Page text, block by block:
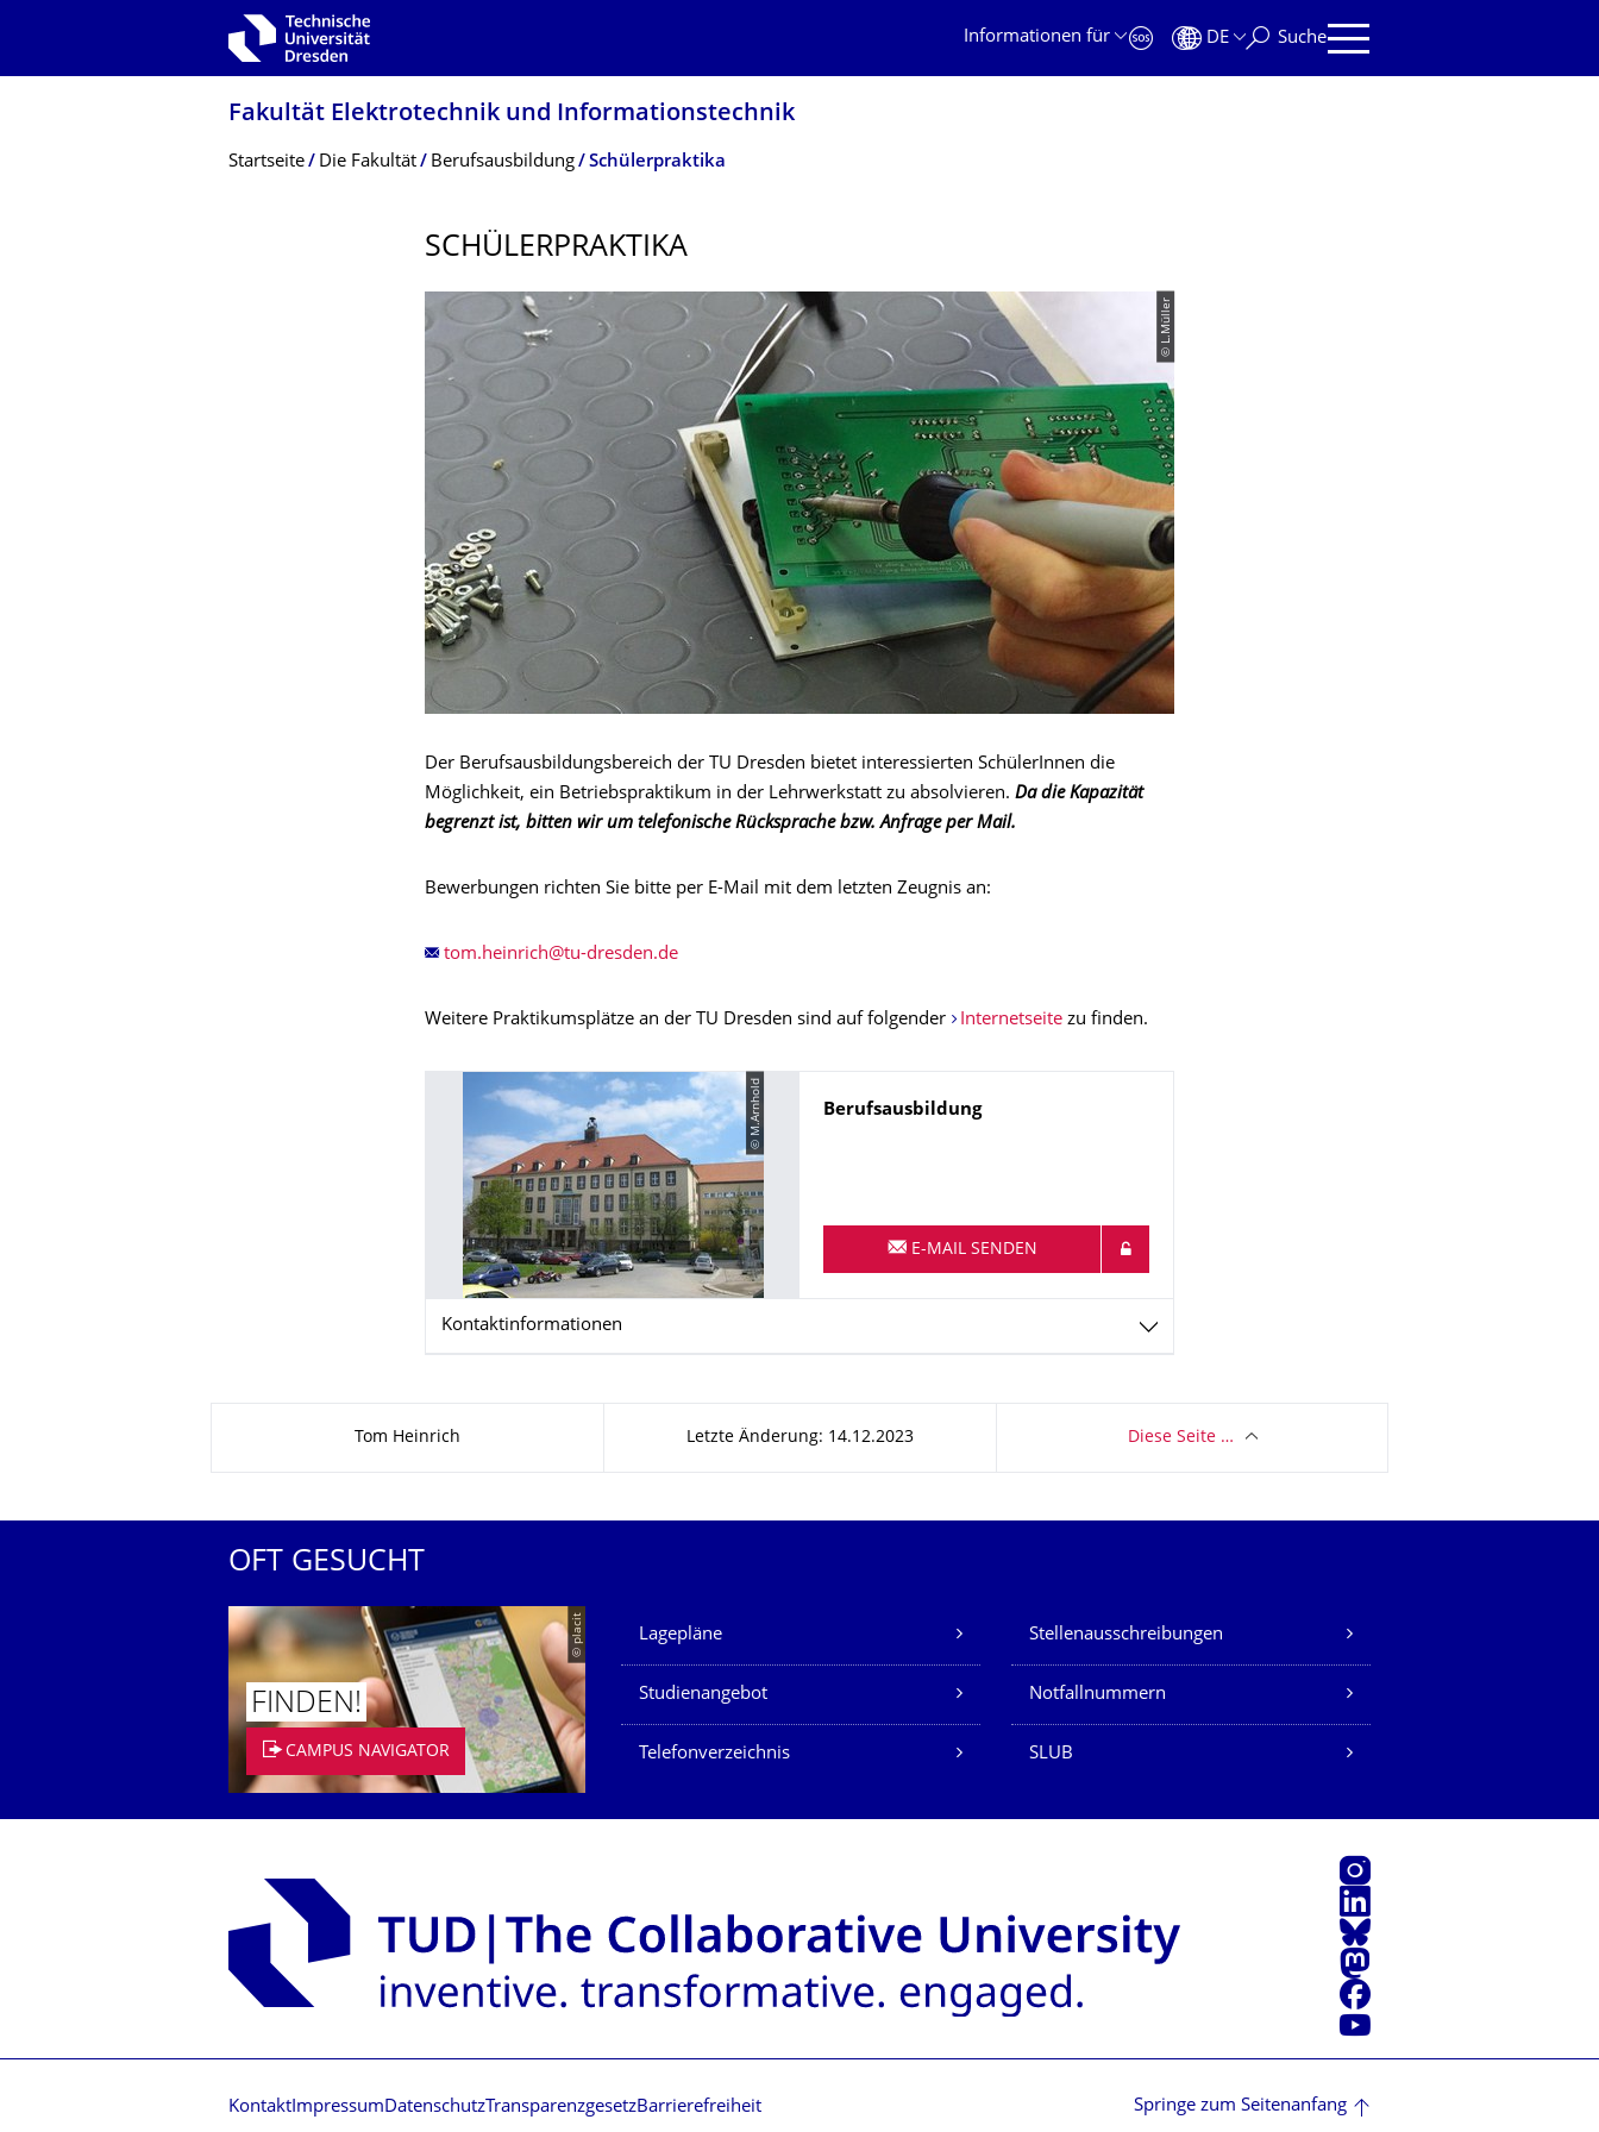
Zur Hauptnavigation springen
Informationen für
DE Suche
Fakultät Elektrotechnik und Informationstech­nik
Breadcrumb-Menü
Startseite Die Fakultät Berufsausbildung Schülerpraktika
SCHÜLERPRAKTIKA
© L.Müller
Der Berufsausbildungsbereich der TU Dresden bietet interessierten SchülerInnen die
Möglichkeit, ein Betriebspraktikum in der Lehrwerkstatt zu absolvieren. Da die Kapazität
begrenzt ist, bitten wir um telefonische Rücksprache bzw. Anfrage per Mail.
Bewerbungen richten Sie bitte per E-Mail mit dem letzten Zeugnis an:
Weitere Praktikumsplätze an der TU Dresden sind auf folgender Internetseitezu finden.
© M.Arnhold Name
Berufsausbildung
E-MAIL SENDEN
Kontaktinformationen
Tom Heinrich Letzte Änderung: 14.12.2023 Diese Seite …
OFT GESUCHT
© placit
FINDEN!
CAMPUS NAVIGATOR
Unsere Dienste
Lagepläne Stellenausschreibungen
Studienangebot Notfallnummern
Telefonverzeichnis SLUB
Instagram
LinkedIn
Bluesky
Mastodon
Facebook
Youtube
Kontakt Impressum DatenschutzTransparenzgesetzBarrierefreiheit Springe zum Seitenanfang